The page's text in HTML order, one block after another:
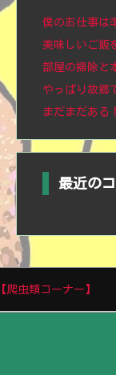
僕のお仕事は
美味しいご飯
部屋の掃除と
やっぱり故郷
まだまだある
最近の
【爬虫類コーナー】